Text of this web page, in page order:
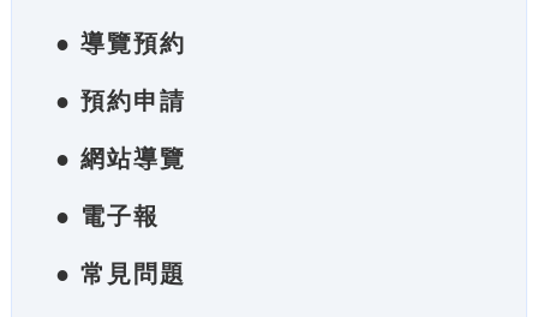
● 導覽預約
● 預約申請
● 網站導覽
● 電子報
● 常見問題